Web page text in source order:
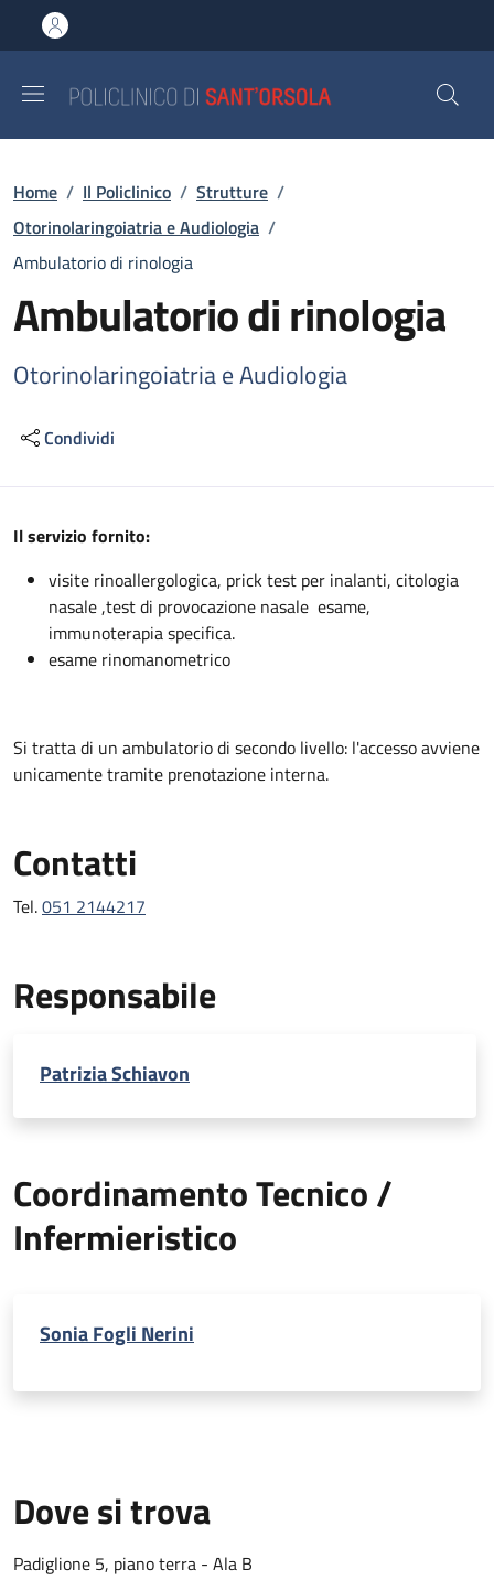
al contenuto principale
to footer content
Briciole di pane
Home / Il Policlinico / Strutture /
Otorinolaringoiatria e Audiologia /
Ambulatorio di rinologia
Ambulatorio di rinologia
Otorinolaringoiatria e Audiologia
Condividi
Descrizione
Il servizio fornito:
visite rinoallergologica, prick test per inalanti, citologia
nasale ,test di provocazione nasale esame,
immunoterapia specifica.
esame rinomanometrico
Si tratta di un ambulatorio di secondo livello: l'accesso avviene
unicamente tramite prenotazione interna.
Contatti
Tel.051 2144217
Responsabile
Patrizia Schiavon
Coordinamento Tecnico /
Infermieristico
Sonia Fogli Nerini
Dove si trova
Padiglione 5, piano terra - Ala B